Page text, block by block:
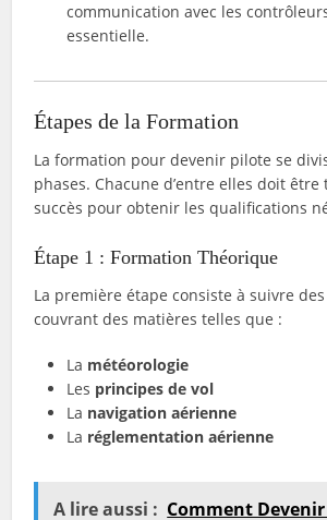
communication avec les
essentielle.
Étapes de la Formation
La formation pour devenir pilote se
phases. Chacune d’entre elles doit être
succès pour obtenir les qualifications
Étape 1 : Formation Théorique
La première étape consiste à suivre
couvrant des matières telles que :
La météorologie
Les principes de vol
La navigation aérienne
La réglementation aérienne
A lire aussi : Comment